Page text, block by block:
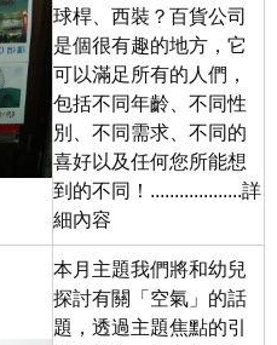
球桿、西裝？百貨公司
是個很有趣的地方，它
可以滿足所有的人們，
包括不同年齡、不同性
別、不同需求、不同的
喜好以及任何您所能想
到的不同！...................詳
細內容
本月主題我們將和幼兒
探討有關「空氣」的話
題，透過主題焦點的引